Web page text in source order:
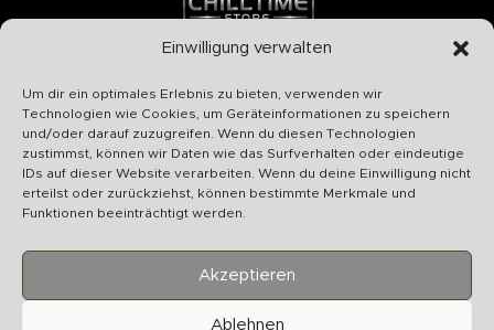
Einwilligung verwalten
Um dir ein optimales Erlebnis zu bieten, verwenden wir
Technologien wie Cookies, um Geräteinformationen zu speichern
und/oder darauf zuzugreifen. Wenn du diesen Technologien
zustimmst, können wir Daten wie das Surfverhalten oder eindeutige
IDs auf dieser Website verarbeiten. Wenn du deine Einwilligung nicht
erteilst oder zurückziehst, können bestimmte Merkmale und
Funktionen beeinträchtigt werden.
Akzeptieren
Ablehnen
Chilltime Store
07331 4577974
Info@chilltime.de
Bahnhofstr. 19 73312 Geislingen